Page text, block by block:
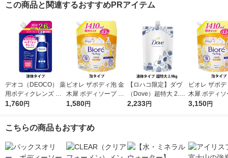
この商品と関連するおすすめPRアイテム
デオコ（DEOCO） 薬
用ボディクレンズ 詰
め替え 大容量 650g
1,760円
ビオレ ザボディ泡 金
木犀 ボディソープ 詰
替 1410ml 花王 泡タ
1,580円
【ロハコ限定】ダヴ
（Dove）超特大 2.9k
g 液体 ボディウォッ
2,233円
ビオレ ザボ
木犀 ボディソ
替 1410ml 2
3,150円
こちらの商品もおすすめ